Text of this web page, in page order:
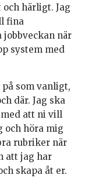
härligt. Jag
fina
när
system med
som vanligt,
där. Jag ska
att ni vill
och höra mig
rubriker när
att jag har
skapa åt er.